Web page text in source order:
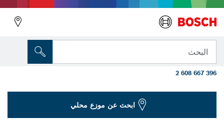
البحث
المتغير الذي اخترته
شفرة منشار اركت PRO Fibre Insulation
precise T1013AWP مقاس 250 مم، 3 قطع
2 608 667 396
ابحث عن موزع محلي